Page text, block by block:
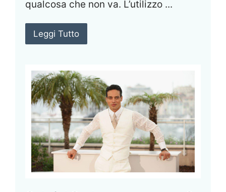
qualcosa che non va. L’utilizzo ...
Leggi Tutto